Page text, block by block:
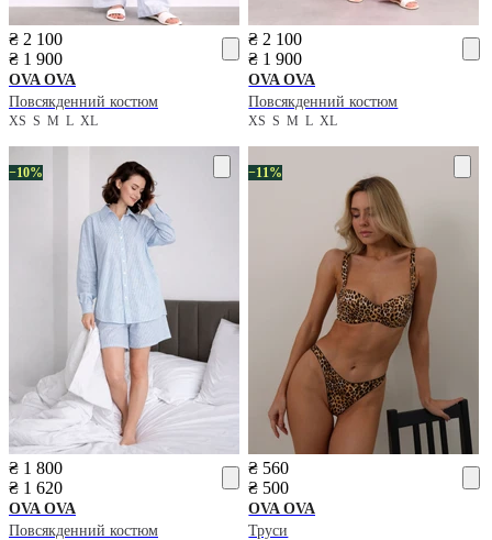
₴ 2 100
₴ 1 900
OVA OVA
Повсякденний костюм
XS S M L XL
₴ 2 100
₴ 1 900
OVA OVA
Повсякденний костюм
XSSMLXL
−10%
₴ 1 800
₴ 1 620
OVA OVA
Повсякденний костюм
−11%
₴ 560
₴ 500
OVA OVA
Труси